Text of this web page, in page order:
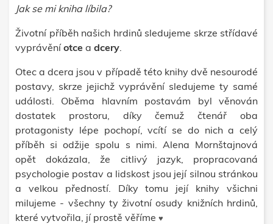
Jak se mi kniha líbila?
Životní příběh našich hrdinů sledujeme skrze střídavé
vyprávěníotce a dcery.
Otec a dcera jsou v případě této knihy dvě nesourodé
postavy, skrze jejichž vyprávění sledujeme ty samé
události. Oběma hlavním postavám byl věnován
dostatek prostoru, díky čemuž čtenář oba
protagonisty lépe pochopí, vcítí se do nich a celý
příběh si odžije spolu s nimi. Alena Mornštajnová
opět dokázala, že citlivý jazyk, propracovaná
psychologie postav a lidskost jsou její silnou stránkou
a velkou předností. Díky tomu její knihy všichni
milujeme - všechny ty životní osudy knižních hrdinů,
které vytvořila, jí prostě věříme ♥